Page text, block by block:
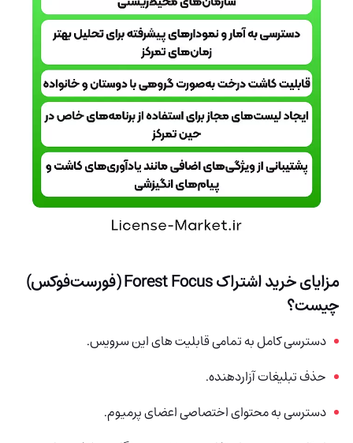
مزایای خرید اشتراکForest Focus (فورست‌فوکس)
چیست؟
دسترسی کامل به تمامی قابلیت های این سرویس.
حذف تبلیغات آزاردهنده.
دسترسی به محتوای اختصاصی اعضای پرمیوم.